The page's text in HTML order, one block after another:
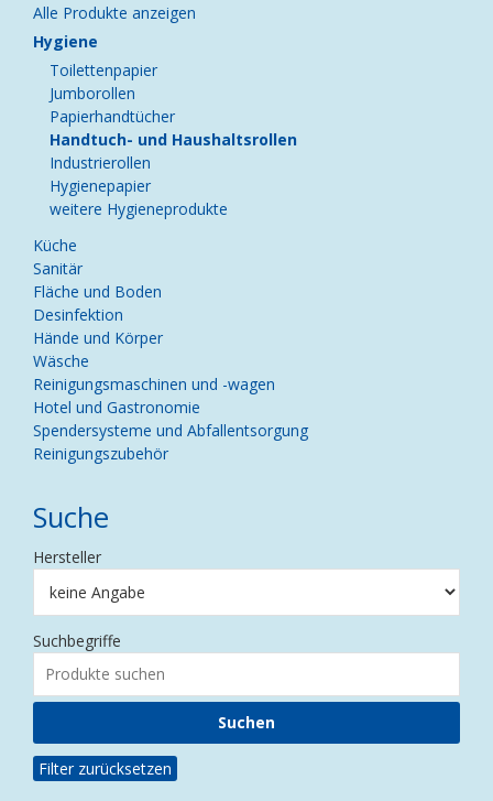
Navigation
überspringen
Alle Produkte anzeigen
Hygiene
Toilettenpapier
Jumborollen
Papierhandtücher
Handtuch- und Haushaltsrollen
Industrierollen
Hygienepapier
weitere Hygieneprodukte
Küche
Sanitär
Fläche und Boden
Desinfektion
Hände und Körper
Wäsche
Reinigungsmaschinen und -wagen
Hotel und Gastronomie
Spendersysteme und Abfallentsorgung
Reinigungszubehör
Suche
Hersteller
Suchbegriffe
Filter zurücksetzen